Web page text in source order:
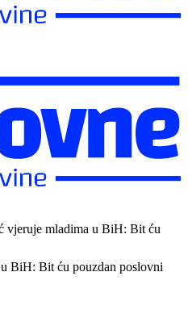
vjeruje mladima u BiH: Bit ću
BiH: Bit ću pouzdan poslovni